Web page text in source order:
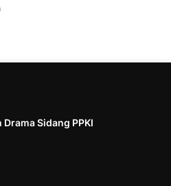
Drama Sidang PPKI